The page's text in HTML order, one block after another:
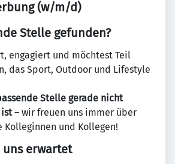
(w/m/d)
Stelle gefunden?
engagiert und möchtest Teil
das Sport, Outdoor und Lifestyle
Stelle gerade nicht
ist– wir freuen uns immer über
Kolleginnen und Kollegen!
uns erwartet